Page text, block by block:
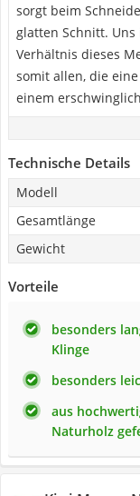
sorgt beim
glatten Schnitt. Uns
Verhältnis dieses
somit allen, die
einem
Technische Details
Modell
Gesamtlänge
Gewicht
Vorteile
besonders
Klinge
besonders
aus
Naturholz